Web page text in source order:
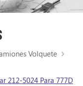
Volquete
212-5024 Para 777D